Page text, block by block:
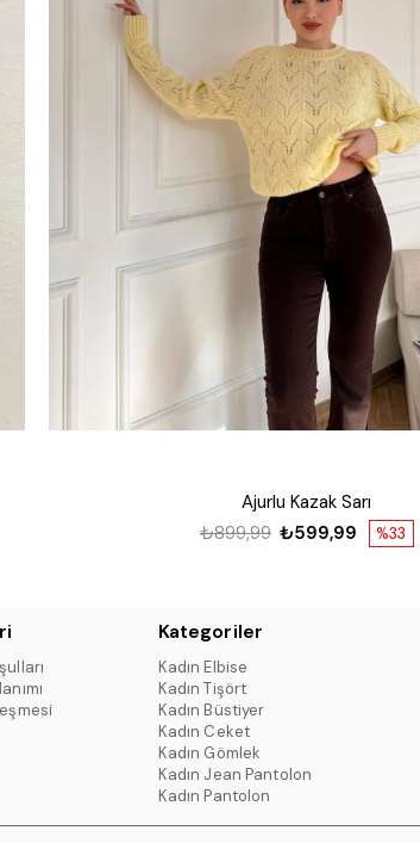
Ajurlu Kazak Sarı
%33
₺599,99
₺899,99
Kategoriler
Kadın Elbise
Kadın Tişört
Kadın Büstiyer
Kadın Ceket
Kadın Gömlek
Kadın Jean Pantolon
Kadın Pantolon